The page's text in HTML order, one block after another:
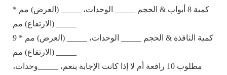
كمية 8 أبواب & الحجم _____ الوحدات، _____ (العرض) مم *
_____ (الارتفاع) مم
9 كمية النافذة & الحجم _____ الوحدات، _____ (العرض) مم *
_____ (الارتفاع) مم
مطلوب 10 رافعة أم لا إذا كانت الإجابة بنعم، _____وحدات،